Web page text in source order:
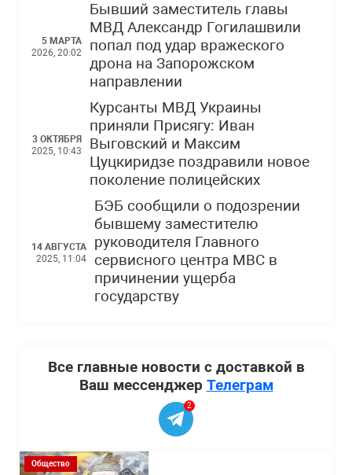
5 МАРТА
2026, 20:02
Бывший заместитель главы
МВД Александр Гогилашвили
попал под удар вражеского
дрона на Запорожском
направлении
3 ОКТЯБРЯ
2025, 10:43
Курсанты МВД Украины
приняли Присягу: Иван
Выговский и Максим
Цуцкиридзе поздравили новое
поколение полицейских
14 АВГУСТА
2025, 11:04
БЭБ сообщили о подозрении
бывшему заместителю
руководителя Главного
сервисного центра МВС в
причинении ущерба
государству
Все главные новости с доставкой в
Ваш мессенджер Телеграм
2
Общество